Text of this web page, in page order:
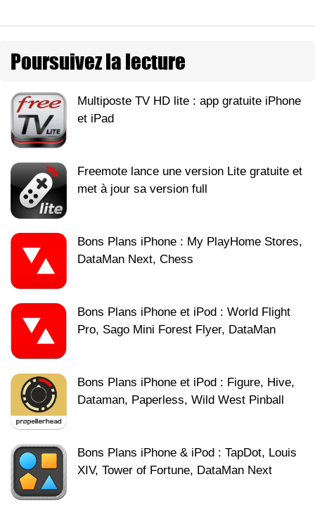
Poursuivez la lecture
Multiposte TV HD lite : app gratuite iPhone
et iPad
Freemote lance une version Lite gratuite et
met à jour sa version full
Bons Plans iPhone : My PlayHome Stores,
DataMan Next, Chess
Bons Plans iPhone et iPod : World Flight
Pro, Sago Mini Forest Flyer, DataMan
Bons Plans iPhone et iPod : Figure, Hive,
Dataman, Paperless, Wild West Pinball
Bons Plans iPhone & iPod : TapDot, Louis
XIV, Tower of Fortune, DataMan Next